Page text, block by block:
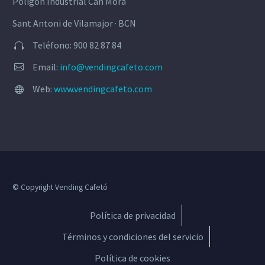
Sant Antoni de Vilamajor · BCN

 Teléfono: 900 82 87 84

 Email: info@vendingcafeto.com

 Web: www.vendingcafeto.com
© Copyright Vending Cafetó
Política de privacidad
Términos y condiciones del servicio
Política de cookies